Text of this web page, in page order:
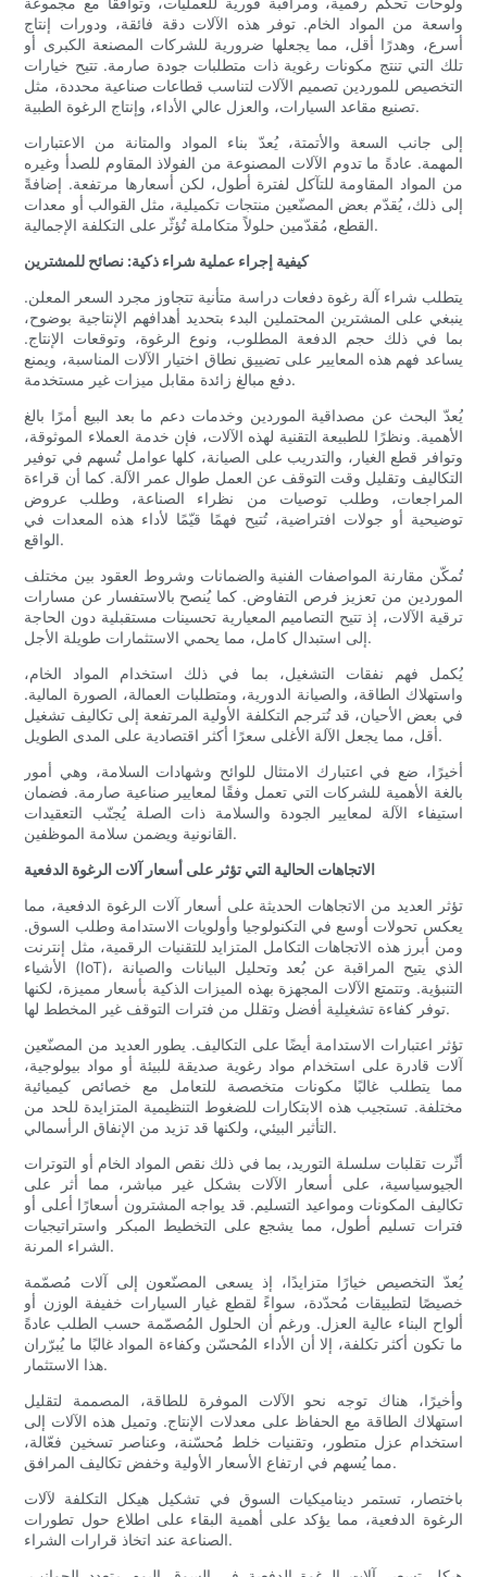
واسعة من المواد الخام. توفر هذه الآلات دقة فائقة، ودورات إنتاج
أسرع، وهدرًا أقل، مما يجعلها ضرورية للشركات المصنعة الكبرى أو
تلك التي تنتج مكونات رغوية ذات متطلبات جودة صارمة. تتيح خيارات
التخصيص للموردين تصميم الآلات لتناسب قطاعات صناعية محددة، مثل
تصنيع مقاعد السيارات، والعزل عالي الأداء، وإنتاج الرغوة الطبية.
إلى جانب السعة والأتمتة، يُعدّ بناء المواد والمتانة من الاعتبارات
المهمة. عادةً ما تدوم الآلات المصنوعة من الفولاذ المقاوم للصدأ وغيره
من المواد المقاومة للتآكل لفترة أطول، لكن أسعارها مرتفعة. إضافةً
إلى ذلك، يُقدّم بعض المصنّعين منتجات تكميلية، مثل القوالب أو معدات
القطع، مُقدّمين حلولاً متكاملة تُؤثّر على التكلفة الإجمالية.
كيفية إجراء عملية شراء ذكية: نصائح للمشترين
يتطلب شراء آلة رغوة دفعات دراسة متأنية تتجاوز مجرد السعر المعلن.
ينبغي على المشترين المحتملين البدء بتحديد أهدافهم الإنتاجية بوضوح،
بما في ذلك حجم الدفعة المطلوب، ونوع الرغوة، وتوقعات الإنتاج.
يساعد فهم هذه المعايير على تضييق نطاق اختيار الآلات المناسبة، ويمنع
دفع مبالغ زائدة مقابل ميزات غير مستخدمة.
يُعدّ البحث عن مصداقية الموردين وخدمات دعم ما بعد البيع أمرًا بالغ
الأهمية. ونظرًا للطبيعة التقنية لهذه الآلات، فإن خدمة العملاء الموثوقة،
وتوافر قطع الغيار، والتدريب على الصيانة، كلها عوامل تُسهم في توفير
التكاليف وتقليل وقت التوقف عن العمل طوال عمر الآلة. كما أن قراءة
المراجعات، وطلب توصيات من نظراء الصناعة، وطلب عروض
توضيحية أو جولات افتراضية، تُتيح فهمًا قيّمًا لأداء هذه المعدات في
الواقع.
تُمكّن مقارنة المواصفات الفنية والضمانات وشروط العقود بين مختلف
الموردين من تعزيز فرص التفاوض. كما يُنصح بالاستفسار عن مسارات
ترقية الآلات، إذ تتيح التصاميم المعيارية تحسينات مستقبلية دون الحاجة
إلى استبدال كامل، مما يحمي الاستثمارات طويلة الأجل.
يُكمل فهم نفقات التشغيل، بما في ذلك استخدام المواد الخام،
واستهلاك الطاقة، والصيانة الدورية، ومتطلبات العمالة، الصورة المالية.
في بعض الأحيان، قد تُترجم التكلفة الأولية المرتفعة إلى تكاليف تشغيل
أقل، مما يجعل الآلة الأغلى سعرًا أكثر اقتصادية على المدى الطويل.
أخيرًا، ضع في اعتبارك الامتثال للوائح وشهادات السلامة، وهي أمور
بالغة الأهمية للشركات التي تعمل وفقًا لمعايير صناعية صارمة. فضمان
استيفاء الآلة لمعايير الجودة والسلامة ذات الصلة يُجنّب التعقيدات
القانونية ويضمن سلامة الموظفين.
الاتجاهات الحالية التي تؤثر على أسعار آلات الرغوة الدفعية
تؤثر العديد من الاتجاهات الحديثة على أسعار آلات الرغوة الدفعية، مما
يعكس تحولات أوسع في التكنولوجيا وأولويات الاستدامة وطلب السوق.
ومن أبرز هذه الاتجاهات التكامل المتزايد للتقنيات الرقمية، مثل إنترنت
الأشياء (IoT)، الذي يتيح المراقبة عن بُعد وتحليل البيانات والصيانة
التنبؤية. وتتمتع الآلات المجهزة بهذه الميزات الذكية بأسعار مميزة، لكنها
توفر كفاءة تشغيلية أفضل وتقلل من فترات التوقف غير المخطط لها.
تؤثر اعتبارات الاستدامة أيضًا على التكاليف. يطور العديد من المصنّعين
آلات قادرة على استخدام مواد رغوية صديقة للبيئة أو مواد بيولوجية،
مما يتطلب غالبًا مكونات متخصصة للتعامل مع خصائص كيميائية
مختلفة. تستجيب هذه الابتكارات للضغوط التنظيمية المتزايدة للحد من
التأثير البيئي، ولكنها قد تزيد من الإنفاق الرأسمالي.
أثّرت تقلبات سلسلة التوريد، بما في ذلك نقص المواد الخام أو التوترات
الجيوسياسية، على أسعار الآلات بشكل غير مباشر، مما أثر على
تكاليف المكونات ومواعيد التسليم. قد يواجه المشترون أسعارًا أعلى أو
فترات تسليم أطول، مما يشجع على التخطيط المبكر واستراتيجيات
الشراء المرنة.
يُعدّ التخصيص خيارًا متزايدًا، إذ يسعى المصنّعون إلى آلات مُصمّمة
خصيصًا لتطبيقات مُحدّدة، سواءً لقطع غيار السيارات خفيفة الوزن أو
ألواح البناء عالية العزل. ورغم أن الحلول المُصمّمة حسب الطلب عادةً
ما تكون أكثر تكلفة، إلا أن الأداء المُحسّن وكفاءة المواد غالبًا ما يُبرّران
هذا الاستثمار.
وأخيرًا، هناك توجه نحو الآلات الموفرة للطاقة، المصممة لتقليل
استهلاك الطاقة مع الحفاظ على معدلات الإنتاج. وتميل هذه الآلات إلى
استخدام عزل متطور، وتقنيات خلط مُحسّنة، وعناصر تسخين فعّالة،
مما يُسهم في ارتفاع الأسعار الأولية وخفض تكاليف المرافق.
باختصار، تستمر ديناميكيات السوق في تشكيل هيكل التكلفة لآلات
الرغوة الدفعية، مما يؤكد على أهمية البقاء على اطلاع حول تطورات
الصناعة عند اتخاذ قرارات الشراء.